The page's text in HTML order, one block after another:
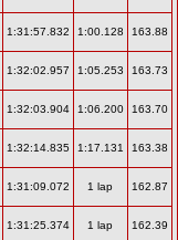
1:31:57.832 1:00.128 163.88
1:32:02.957 1:05.253 163.73
1:32:03.904 1:06.200 163.70
1:32:14.835 1:17.131 163.38
1:31:09.072 1 lap 162.87
1:31:25.374 1 lap 162.39